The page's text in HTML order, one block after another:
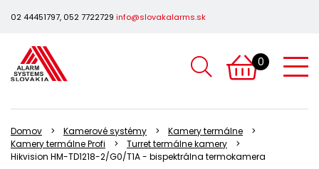
02 44451797, 052 7722729 info@slovakalarms.sk
0
Domov Kamerové systémy
Kamery termálne
Kamery termálne Profi
Turret termálne kamery
Hikvision HM-TD1218-2/G0/T1A - bispektrálna termokamera